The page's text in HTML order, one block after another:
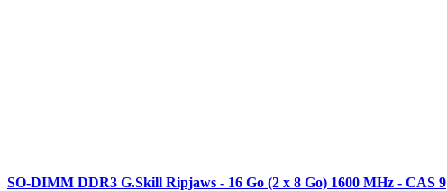
SO-DIMM DDR3 G.Skill Ripjaws - 16 Go (2 x 8 Go) 1600 MHz - CAS 9